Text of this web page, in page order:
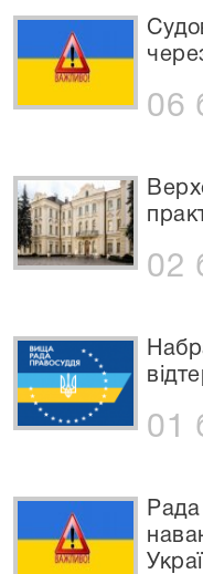
06
02
01
Рада